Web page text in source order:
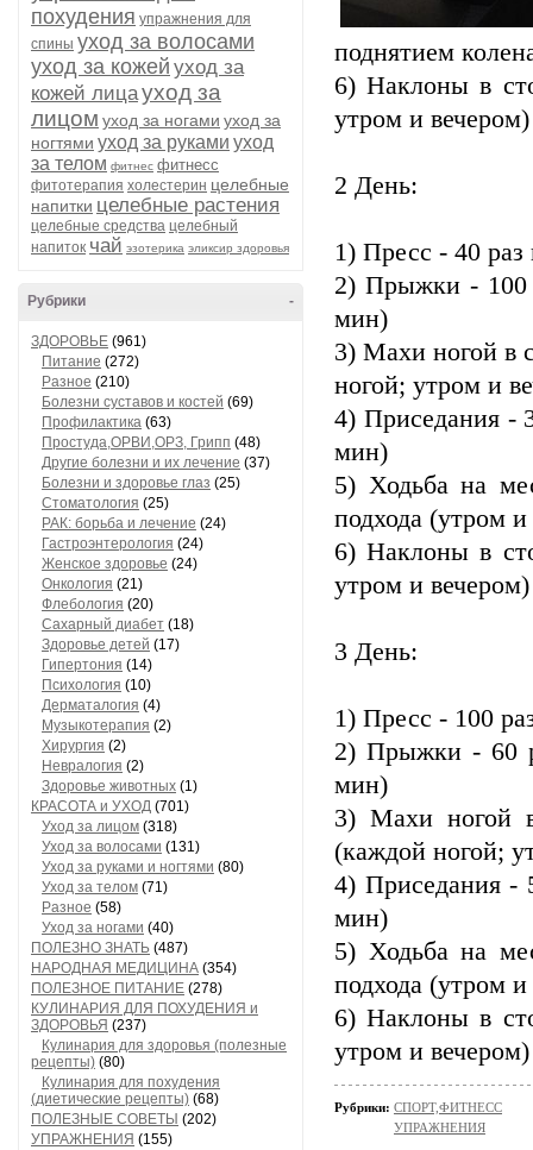
похудения упражнения для
спины уход за волосами
уход за кожей уход за
кожей лицауход за
лицом уход за ногами уход за
ногтями уход за руками уход
за телом фитнес фитнесс
фитотерапия холестерин целебные
напитки целебные растения
целебные средства целебный
напиток чай эзотерика эликсир здоровья
-
Рубрики
ЗДОРОВЬЕ (961)
Питание (272)
Разное (210)
Болезни суставов и костей (69)
Профилактика (63)
Простуда,ОРВИ,ОРЗ, Грипп (48)
Другие болезни и их лечение (37)
Болезни и здоровье глаз (25)
Стоматология (25)
РАК: борьба и лечение (24)
Гастроэнтерология (24)
Женское здоровье (24)
Онкология (21)
Флебология (20)
Сахарный диабет (18)
Здоровье детей (17)
Гипертония (14)
Психология (10)
Дерматалогия (4)
Музыкотерапия (2)
Хирургия (2)
Невралогия (2)
Здоровье животных (1)
КРАСОТА и УХОД (701)
Уход за лицом (318)
Уход за волосами (131)
Уход за руками и ногтями (80)
Уход за телом (71)
Разное (58)
Уход за ногами (40)
ПОЛЕЗНО ЗНАТЬ (487)
НАРОДНАЯ МЕДИЦИНА (354)
ПОЛЕЗНОЕ ПИТАНИЕ (278)
КУЛИНАРИЯ ДЛЯ ПОХУДЕНИЯ и
ЗДОРОВЬЯ (237)
Кулинария для здоровья (полезные
рецепты) (80)
Кулинария для похудения
(диетические рецепты) (68)
ПОЛЕЗНЫЕ СОВЕТЫ (202)
УПРАЖНЕНИЯ (155)
поднятием
6) Наклоны в
утром и вечером)
2 День:
1) Пресс - 40
2) Прыжки - 100
мин)
3) Махи ногой в
ногой; утром и
4) Приседания -
мин)
5) Ходьба на
подхода (утром
6) Наклоны в
утром и вечером)
3 День:
1) Пресс - 100
2) Прыжки - 60
мин)
3) Махи ногой
(каждой ногой;
4) Приседания -
мин)
5) Ходьба на
подхода (утром
6) Наклоны в
утром и вечером)
Рубрики: СПОРТ,ФИТНЕСС
УПРАЖНЕНИЯ